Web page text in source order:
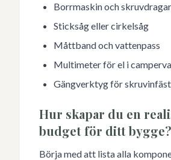
Borrmaskin och
Sticksåg eller cirkelsåg
Måttband och vattenpass
Multimeter för el i
Gängverktyg för
Hur skapar du en
budget för ditt bygge?
Börja med att lista alla